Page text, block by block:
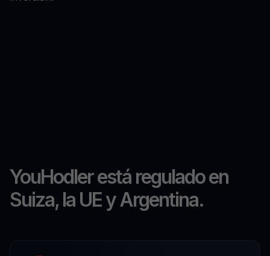
YouHodler está regulado en
Suiza, la UE y Argentina.